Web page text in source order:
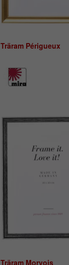
Träram Périgueux
Träram Morvois